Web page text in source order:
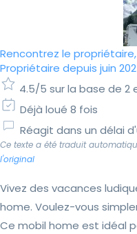
Rencontrez le
Propriétaire depuis juin
4.5/5 sur la base de 2
Déjà loué 8 fois
Réagit dans un délai
Ce texte a été traduit
l'original
Vivez des vacances
home. Voulez-vous
Ce mobil home est idéal